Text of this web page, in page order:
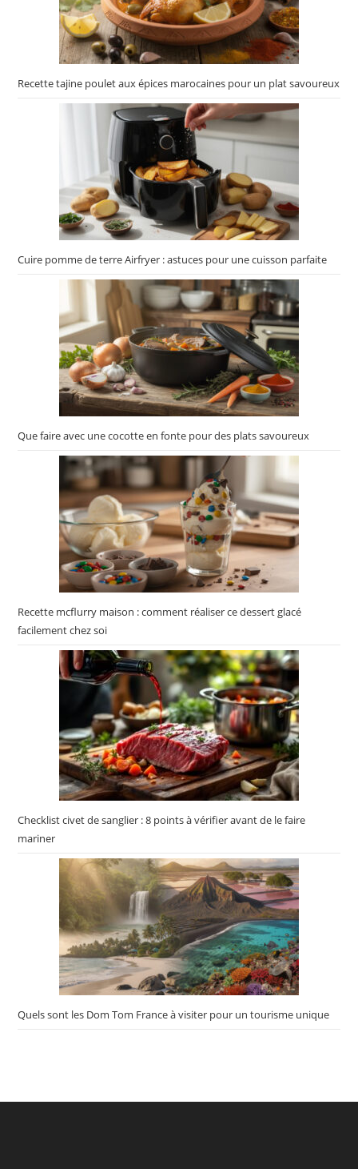
Recette tajine poulet aux épices marocaines pour un plat savoureux
Cuire pomme de terre Airfryer : astuces pour une cuisson parfaite
Que faire avec une cocotte en fonte pour des plats savoureux
Recette mcflurry maison : comment réaliser ce dessert glacé
facilement chez soi
Checklist civet de sanglier : 8 points à vérifier avant de le faire
mariner
Quels sont les Dom Tom France à visiter pour un tourisme unique